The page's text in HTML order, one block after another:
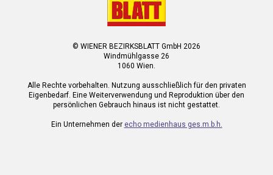
© WIENER BEZIRKSBLATT GmbH 2026
Windmühlgasse 26
1060 Wien.
Alle Rechte vorbehalten. Nutzung ausschließlich für den privaten
Eigenbedarf. Eine Weiterverwendung und Reproduktion über den
persönlichen Gebrauch hinaus ist nicht gestattet.
Ein Unternehmen der echo medienhaus ges.m.b.h.